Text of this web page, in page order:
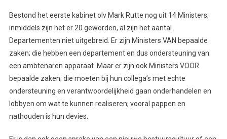
Bestond het eerste kabinet olv Mark Rutte nog uit 14 Ministers;
inmiddels zijn het er 20 geworden, al zijn het aantal
Departementen niet uitgebreid. Er zijn Ministers VAN bepaalde
zaken; die hebben een departement en dus ondersteuning van
een ambtenaren apparaat. Maar er zijn ook Ministers VOOR
bepaalde zaken; die moeten bij hun collega’s met echte
ondersteuning en verantwoordelijkheid gaan onderhandelen en
lobbyen om wat te kunnen realiseren; vooral pappen en
nathouden is hun devies.